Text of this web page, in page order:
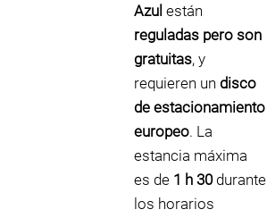
Azul están
reguladas pero son
gratuitas, y
requieren un disco
de estacionamiento
europeo. La
estancia máxima
es de 1 h 30durante
los horarios